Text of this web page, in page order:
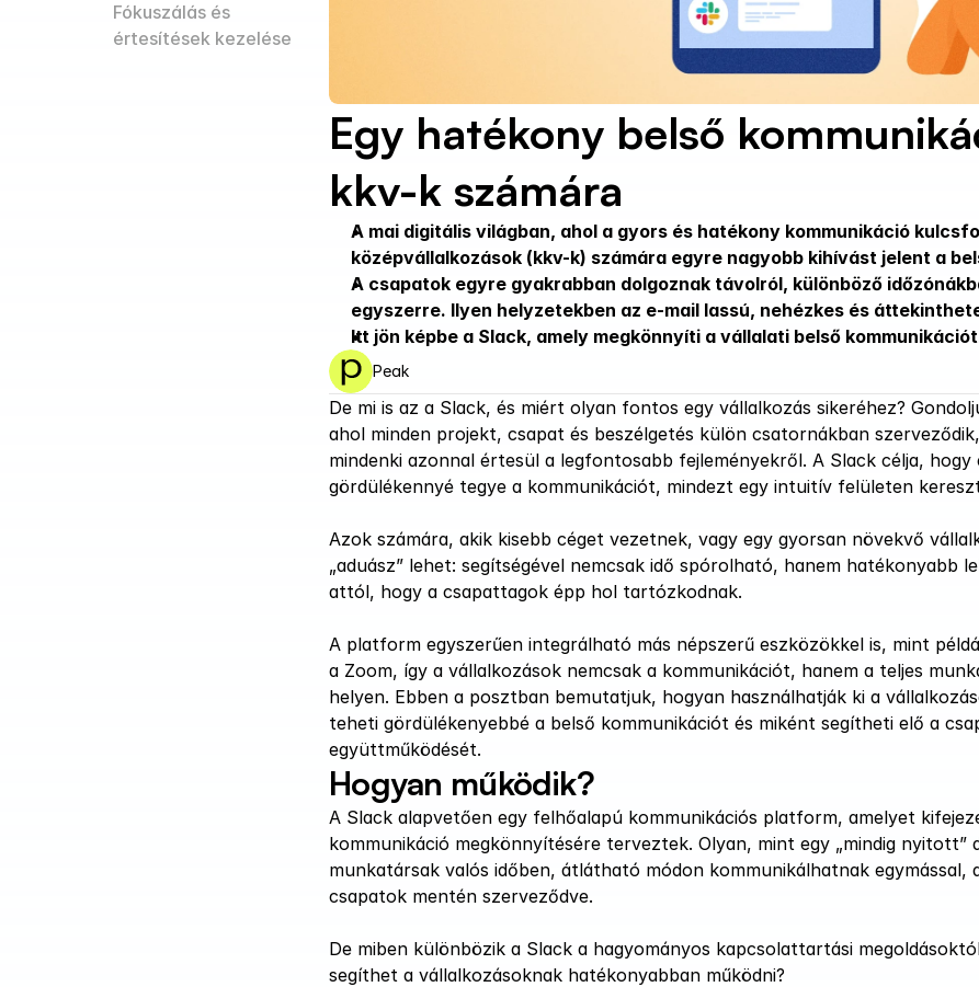
Fókuszálás és
értesítések kezelése
Egy hatékony belső
kkv-k számára
A mai digitális világban, ahol a gyors és hatékony kommunikáció
középvállalkozások (kkv-k) számára egyre nagyobb kihívást jelent a
A csapatok egyre gyakrabban dolgoznak távolról, különböző
egyszerre. Ilyen helyzetekben az e-mail lassú, nehézkes és
Itt jön képbe a Slack, amely megkönnyíti a vállalati belső
Peak
De mi is az a Slack, és miért olyan fontos egy vállalkozás sikeréhez?
ahol minden projekt, csapat és beszélgetés külön csatornákban
mindenki azonnal értesül a legfontosabb fejleményekről. A Slack célja,
gördülékennyé tegye a kommunikációt, mindezt egy intuitív felületen
Azok számára, akik kisebb céget vezetnek, vagy egy gyorsan növekvő
„aduász” lehet: segítségével nemcsak idő spórolható, hanem hatékonyabb
attól, hogy a csapattagok épp hol tartózkodnak.
A platform egyszerűen integrálható más népszerű eszközökkel is, mint
a Zoom, így a vállalkozások nemcsak a kommunikációt, hanem a teljes
helyen. Ebben a posztban bemutatjuk, hogyan használhatják ki a
teheti gördülékenyebbé a belső kommunikációt és miként segítheti elő a
együttműködését.
Hogyan működik?
A Slack alapvetően egy felhőalapú kommunikációs platform, amelyet
kommunikáció megkönnyítésére terveztek. Olyan, mint egy „mindig nyitott”
munkatársak valós időben, átlátható módon kommunikálhatnak
csapatok mentén szerveződve.
De miben különbözik a Slack a hagyományos kapcsolattartási
segíthet a vállalkozásoknak hatékonyabban működni?